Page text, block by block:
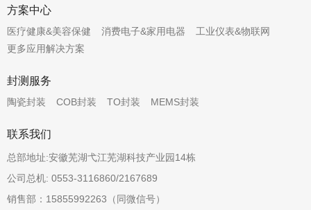
方案中心
医疗健康&美容保健 消费电子&家用电器
工业仪表&物联网
更多应用解决方案
封测服务
陶瓷封装 COB封装 TO封装 MEMS封装
联系我们
总部地址:安徽芜湖弋江芜湖科技产业园14栋
公司总机: 0553-3116860/2167689
销售部：15855992263（同微信号）